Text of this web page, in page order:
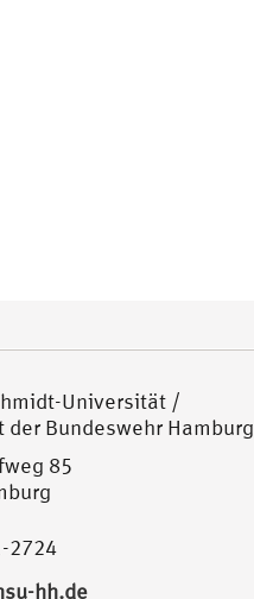
Universität /
der Bundeswehr Hamburg
85
2724
hh.de